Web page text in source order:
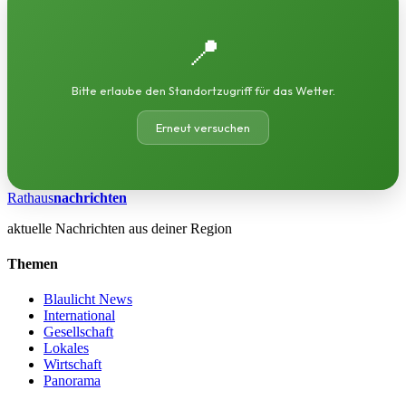
📍
Bitte erlaube den Standortzugriff für das Wetter.
Erneut versuchen
Rathausnachrichten
aktuelle Nachrichten aus deiner Region
Themen
Blaulicht News
International
Gesellschaft
Lokales
Wirtschaft
Panorama